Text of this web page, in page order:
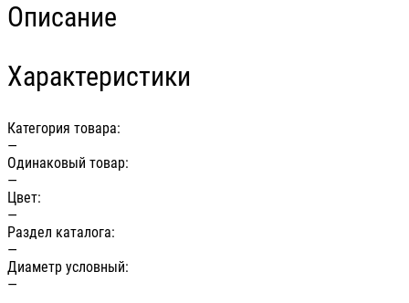
Описание
Характеристики
Категория товара:
—
Одинаковый товар:
—
Цвет:
—
Раздел каталога:
—
Диаметр условный:
—